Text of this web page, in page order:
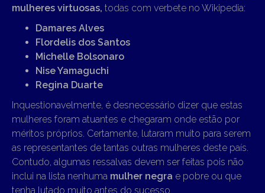
mulheres virtuosas, todas com verbete no Wikipedia:
Damares Alves
Flordelis dos Santos
Michelle Bolsonaro
Nise Yamaguchi
Regina Duarte
Inquestionavelmente, é desnecessário dizer que estas
mulheres foram atuantes e chegaram onde estão por
méritos próprios. Certamente, lutaram muito para serem
as representantes de tantas outras mulheres deste país.
Contudo, algumas ressalvas devem ser feitas pois não
inclui na lista nenhuma mulher negra e pobre ou que
tenha lutado muito antes do sucesso.